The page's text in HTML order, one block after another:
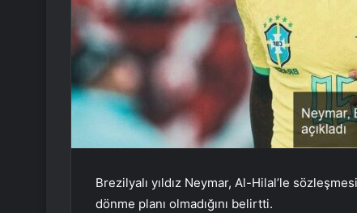
Brezilyalı yıldız Neymar, Al-Hilal’le
dönme planı olmadığını belirtti.